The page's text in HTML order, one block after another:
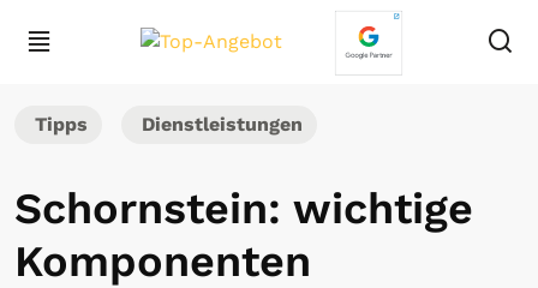
Tipps Dienstleistungen
Schornstein: wichtige
Komponenten